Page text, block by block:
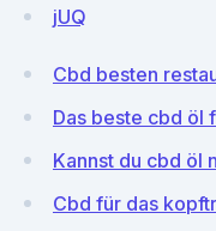
jUQ
Cbd besten
Das beste cbd öl
Kannst du cbd öl
Cbd für das